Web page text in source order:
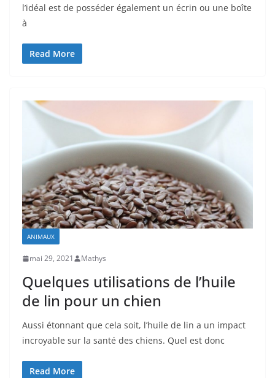
l’idéal est de posséder également un écrin ou une boîte
à
Read More
ANIMAUX
mai 29, 2021 Mathys
Quelques utilisations de l’huile
de lin pour un chien
Aussi étonnant que cela soit, l’huile de lin a un impact
incroyable sur la santé des chiens. Quel est donc
Read More